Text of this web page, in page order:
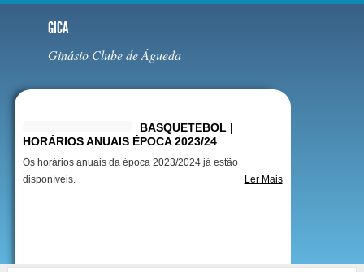
GICA
Ginásio Clube de Águeda
BASQUETEBOL |
HORÁRIOS ANUAIS ÉPOCA 2023/24
Os horários anuais da época 2023/2024 já estão
disponíveis.
Ler Mais